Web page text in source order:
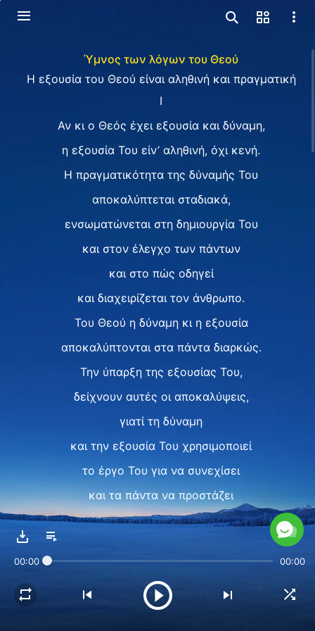
Ύμνος των λόγων του Θεού
Η εξουσία του Θεού είναι αληθινή και πραγματική
Ⅰ
Αν κι ο Θεός έχει εξουσία και δύναμη,
η εξουσία Του είν’ αληθινή, όχι κενή.
H πραγματικότητα της δύναμής Του
αποκαλύπτεται σταδιακά,
ενσωματώνεται στη δημιουργία Του
και στον έλεγχο των πάντων
και στο πώς οδηγεί
και διαχειρίζεται τον άνθρωπο.
Του Θεού η δύναμη κι η εξουσία
αποκαλύπτονται στα πάντα διαρκώς.
Την ύπαρξη της εξουσίας Του,
δείχνουν αυτές οι αποκαλύψεις,
γιατί τη δύναμη
και την εξουσία Του χρησιμοποιεί
το έργο Του για να συνεχίσει
και τα πάντα να προστάζει
και να κυβερνά.
Είν’ ο μόνος που ασκεί
00:00 00:00